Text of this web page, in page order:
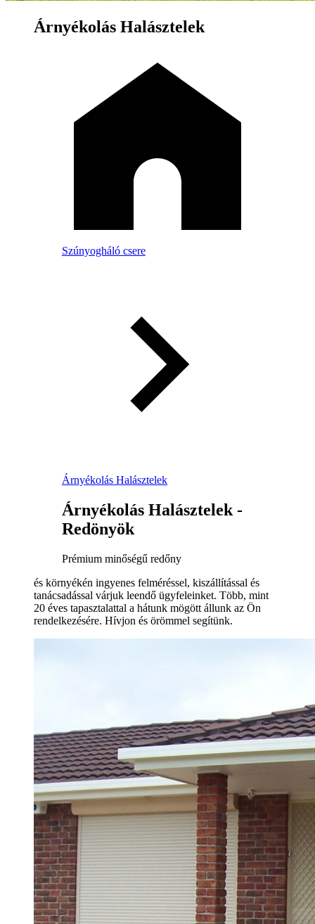
Árnyékolás Halásztelek
Szúnyogháló csere
Árnyékolás Halásztelek
Árnyékolás Halásztelek -
Redönyök
Prémium minőségű redőny
és környékén ingyenes felméréssel, kiszállítással és
tanácsadással várjuk leendő ügyfeleinket. Több, mint
20 éves tapasztalattal a hátunk mögött állunk az Ön
rendelkezésére. Hívjon és örömmel segítünk.